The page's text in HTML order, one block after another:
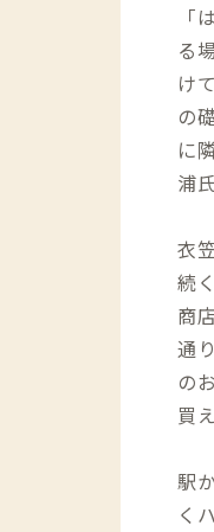
「
る
け
の
に
浦
衣
続
商
通
の
買
駅
く